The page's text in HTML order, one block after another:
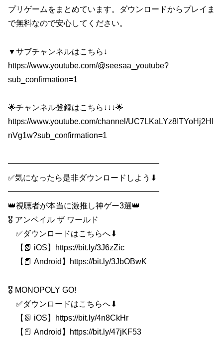
プリゲームをまとめています。ダウンロードからプレイま
で無料なので安心してください。
▼サブチャンネルはこちら↓
https://www.youtube.com/@seesaa_youtube?
sub_confirmation=1
🌟チャンネル登録はこちら↓↓↓🌟
https://www.youtube.com/channel/UC7LKaLYz8ITYoHj2HI
nVg1w?sub_confirmation=1
━━━━━━━━━━━━━━━━━━━
✅気になったら是非ダウンロードしよう⬇
━━━━━━━━━━━━━━━━━━━
👑視聴者が本当に激推し神ゲー3選👑
🎖️ アンベイル ザ ワールド
✅ダウンロードはこちらへ⬇
【📗 iOS】https://bit.ly/3J6zZic
【📕 Android】https://bit.ly/3JbOBwK
🎖️ MONOPOLY GO!
✅ダウンロードはこちらへ⬇
【📗 iOS】https://bit.ly/4n8CkHr
【📕 Android】https://bit.ly/47jKF53